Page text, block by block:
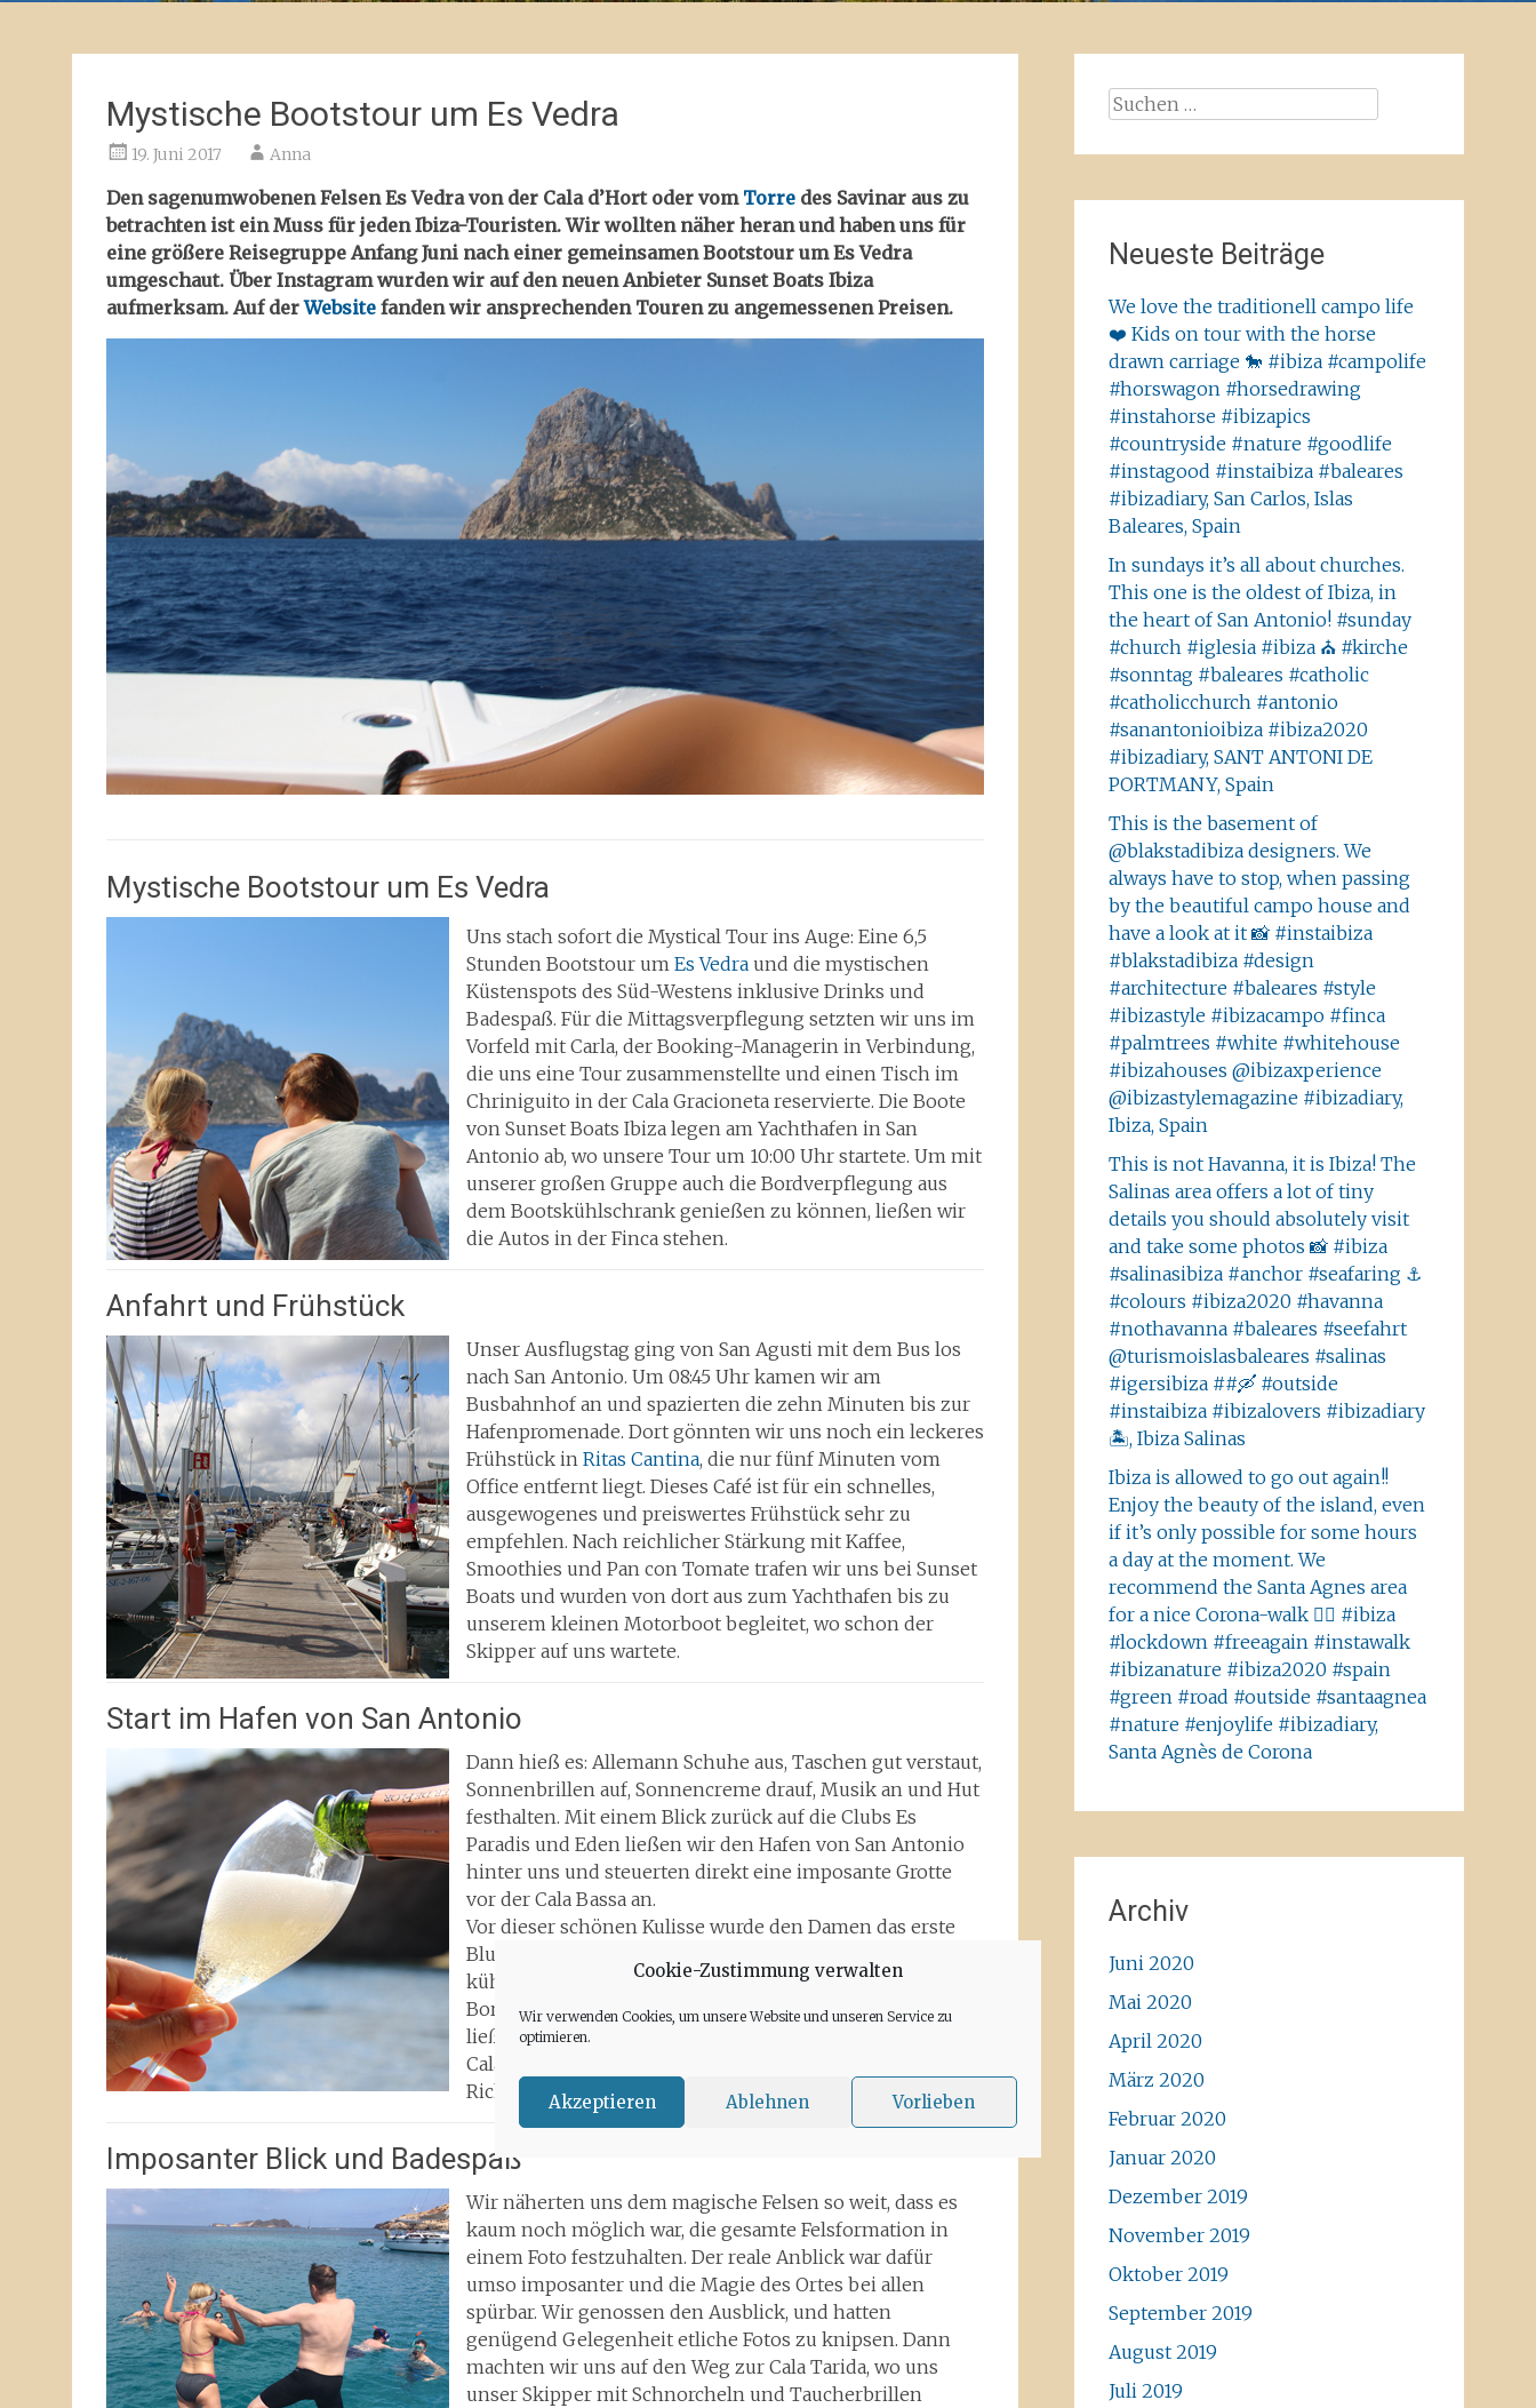
Cookie-Zustimmung verwalten
Wir verwenden Cookies, um unsere Website und unseren Service zu
optimieren.
Akzeptieren Ablehnen Vorlieben
Mystische Bootstour um Es Vedra
19. Juni 2017 Anna
Den sagenumwobenen Felsen Es Vedra von der Cala d’Hort oder vom Torre des Savinar aus zu
betrachten ist ein Muss für jeden Ibiza-Touristen. Wir wollten näher heran und haben uns für
eine größere Reisegruppe Anfang Juni nach einer gemeinsamen Bootstour um Es Vedra
umgeschaut. Über Instagram wurden wir auf den neuen Anbieter Sunset Boats Ibiza
aufmerksam. Auf derWebsite fanden wir ansprechenden Touren zu angemessenen Preisen.
Mystische Bootstour um Es Vedra
Uns stach sofort die Mystical Tour ins Auge: Eine 6,5
Stunden Bootstour um Es Vedra und die mystischen
Küstenspots des Süd-Westens inklusive Drinks und
Badespaß. Für die Mittagsverpflegung setzten wir uns im
Vorfeld mit Carla, der Booking-Managerin in Verbindung,
die uns eine Tour zusammenstellte und einen Tisch im
Chriniguito in der Cala Gracioneta reservierte. Die Boote
von Sunset Boats Ibiza legen am Yachthafen in San
Antonio ab, wo unsere Tour um 10:00 Uhr startete. Um mit
unserer großen Gruppe auch die Bordverpflegung aus
dem Bootskühlschrank genießen zu können, ließen wir
die Autos in der Finca stehen.
Anfahrt und Frühstück
Unser Ausflugstag ging von San Agusti mit dem Bus los
nach San Antonio. Um 08:45 Uhr kamen wir am
Busbahnhof an und spazierten die zehn Minuten bis zur
Hafenpromenade. Dort gönnten wir uns noch ein leckeres
Frühstück in Ritas Cantina, die nur fünf Minuten vom
Office entfernt liegt. Dieses Café ist für ein schnelles,
ausgewogenes und preiswertes Frühstück sehr zu
empfehlen. Nach reichlicher Stärkung mit Kaffee,
Smoothies und Pan con Tomate trafen wir uns bei Sunset
Boats und wurden von dort aus zum Yachthafen bis zu
unserem kleinen Motorboot begleitet, wo schon der
Skipper auf uns wartete.
Start im Hafen von San Antonio
Dann hieß es: Allemann Schuhe aus, Taschen gut verstaut,
Sonnenbrillen auf, Sonnencreme drauf, Musik an und Hut
festhalten. Mit einem Blick zurück auf die Clubs Es
Paradis und Eden ließen wir den Hafen von San Antonio
hinter uns und steuerten direkt eine imposante Grotte
vor der Cala Bassa an.
Vor dieser schönen Kulisse wurde den Damen das erste
Blubberwasser kredenzt. Die Herren gönnten sich ein
kühles Bier aus dem ausreichend vorhandenen
Bordvorrat. Voller Euphorie setzten wir die Tour fort. Wir
ließen die Haseninsel „Illa Sa Conillera“ rechts und die
Cala Comte links von uns liegen und fuhren weiter in
Richtung Es Vedra.
Imposanter Blick und Badespaß
Wir näherten uns dem magische Felsen so weit, dass es
kaum noch möglich war, die gesamte Felsformation in
einem Foto festzuhalten. Der reale Anblick war dafür
umso imposanter und die Magie des Ortes bei allen
spürbar. Wir genossen den Ausblick, und hatten
genügend Gelegenheit etliche Fotos zu knipsen. Dann
machten wir uns auf den Weg zur Cala Tarida, wo uns
unser Skipper mit Schnorcheln und Taucherbrillen
Suchen
Neueste Beiträge
We love the traditionell campo life
❤️ Kids on tour with the horse
drawn carriage 🐎 #ibiza #campolife
#horswagon #horsedrawing
#instahorse #ibizapics
#countryside #nature #goodlife
#instagood #instaibiza #baleares
#ibizadiary, San Carlos, Islas
Baleares, Spain
In sundays it’s all about churches.
This one is the oldest of Ibiza, in
the heart of San Antonio! #sunday
#church #iglesia #ibiza ⛪️ #kirche
#sonntag #baleares #catholic
#catholicchurch #antonio
#sanantonioibiza #ibiza2020
#ibizadiary, SANT ANTONI DE
PORTMANY, Spain
This is the basement of
@blakstadibiza designers. We
always have to stop, when passing
by the beautiful campo house and
have a look at it 📸 #instaibiza
#blakstadibiza #design
#architecture #baleares #style
#ibizastyle #ibizacampo #finca
#palmtrees #white #whitehouse
#ibizahouses @ibizaxperience
@ibizastylemagazine #ibizadiary,
Ibiza, Spain
This is not Havanna, it is Ibiza! The
Salinas area offers a lot of tiny
details you should absolutely visit
and take some photos 📸 #ibiza
#salinasibiza #anchor #seafaring ⚓️
#colours #ibiza2020 #havanna
#nothavanna #baleares #seefahrt
@turismoislasbaleares #salinas
#igersibiza ##🛶 #outside
#instaibiza #ibizalovers #ibizadiary
🏝, Ibiza Salinas
Ibiza is allowed to go out again!!
Enjoy the beauty of the island, even
if it’s only possible for some hours
a day at the moment. We
recommend the Santa Agnes area
for a nice Corona-walk 👍🏻 #ibiza
#lockdown #freeagain #instawalk
#ibizanature #ibiza2020 #spain
#green #road #outside #santaagnea
#nature #enjoylife #ibizadiary,
Santa Agnès de Corona
Archiv
Juni 2020
Mai 2020
April 2020
März 2020
Februar 2020
Januar 2020
Dezember 2019
November 2019
Oktober 2019
September 2019
August 2019
Juli 2019